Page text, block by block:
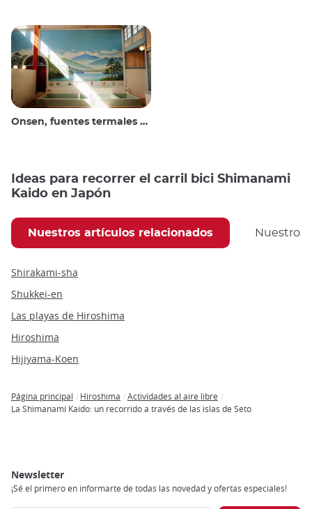
Onsen, fuentes termales y baños públicos
Ideas para recorrer el carril bici Shimanami
Kaido en Japón
Nuestros artículos relacionados Nuestros
Shirakami-sha
Shukkei-en
Las playas de Hiroshima
Hiroshima
Hijiyama-Koen
Breadcrumb
Página principal Hiroshima
Actividades al aire libre
La Shimanami Kaido: un recorrido a través de las islas de Seto
Newsletter
¡Sé el primero en informarte de todas las novedad y ofertas especiales!